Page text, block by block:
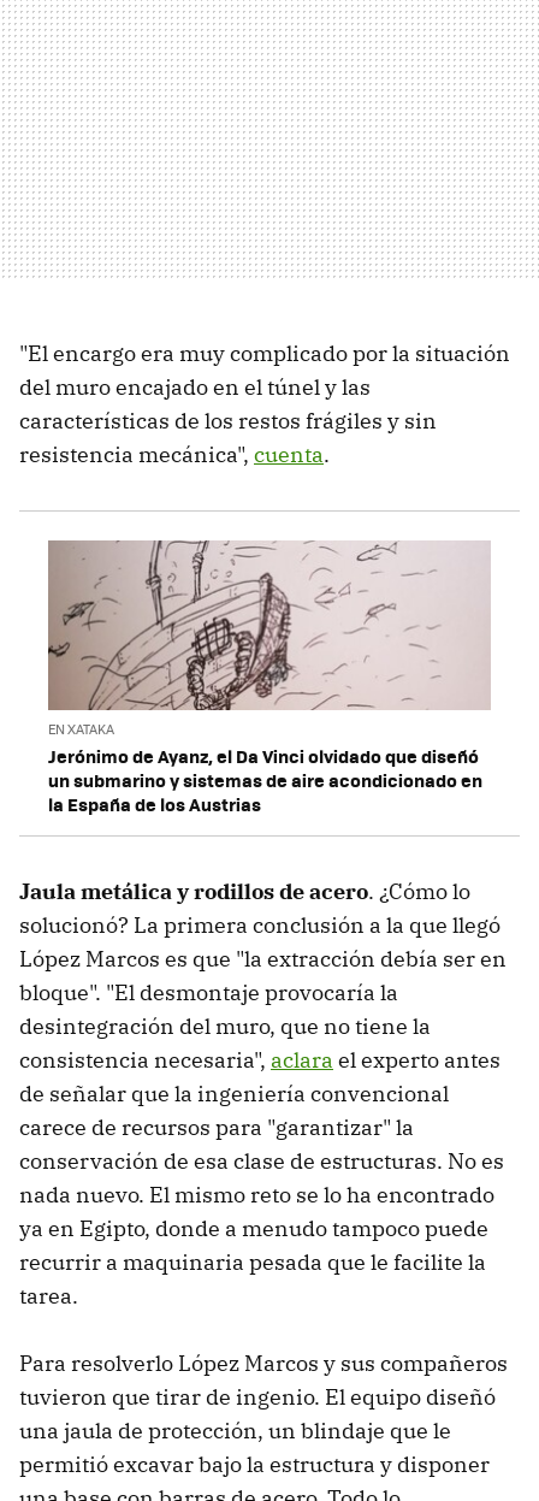
"El encargo era muy complicado por la situación
del muro encajado en el túnel y las
características de los restos frágiles y sin
resistencia mecánica", cuenta.
EN XATAKA
Jerónimo de Ayanz, el Da Vinci olvidado que diseñó
un submarino y sistemas de aire acondicionado en
la España de los Austrias
Jaula metálica y rodillos de acero. ¿Cómo lo
solucionó? La primera conclusión a la que llegó
López Marcos es que "la extracción debía ser en
bloque". "El desmontaje provocaría la
desintegración del muro, que no tiene la
consistencia necesaria", aclara el experto antes
de señalar que la ingeniería convencional
carece de recursos para "garantizar" la
conservación de esa clase de estructuras. No es
nada nuevo. El mismo reto se lo ha encontrado
ya en Egipto, donde a menudo tampoco puede
recurrir a maquinaria pesada que le facilite la
tarea.
Para resolverlo López Marcos y sus compañeros
tuvieron que tirar de ingenio. El equipo diseñó
una jaula de protección, un blindaje que le
permitió excavar bajo la estructura y disponer